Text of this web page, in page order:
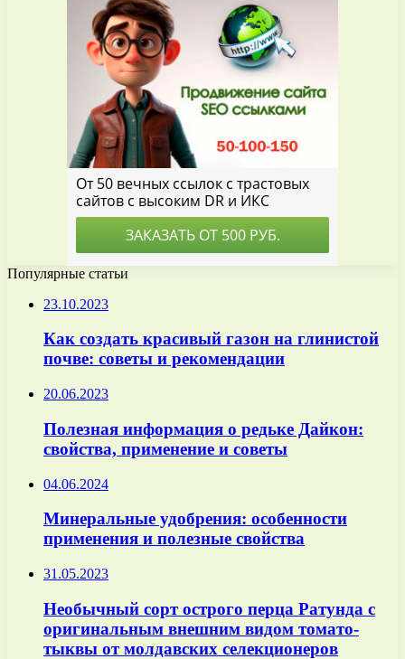
Популярные статьи
23.10.2023
Как создать красивый газон на глинистой
почве: советы и рекомендации
20.06.2023
Полезная информация о редьке Дайкон:
свойства, применение и советы
04.06.2024
Минеральные удобрения: особенности
применения и полезные свойства
31.05.2023
Необычный сорт острого перца Ратунда с
оригинальным внешним видом томато-
тыквы от молдавских селекционеров